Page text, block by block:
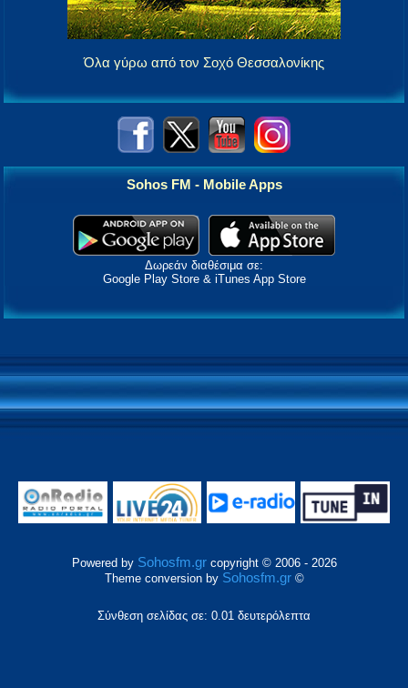
Όλα γύρω από τον Σοχό Θεσσαλονίκης
Sohos FM - Mobile Apps
Δωρεάν διαθέσιμα σε:
Google Play Store & iTunes App Store
Powered by Sohosfm.grcopyright © 2006 - 2026
Theme conversion by Sohosfm.gr©
Σύνθεση σελίδας σε: 0.01 δευτερόλεπτα